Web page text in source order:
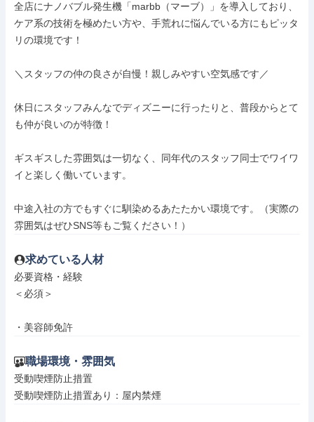
全店にナノバブル発生機「marbb（マーブ）」を導入しており、
ケア系の技術を極めたい方や、手荒れに悩んでいる方にもピッタ
リの環境です！
＼スタッフの仲の良さが自慢！親しみやすい空気感です／
休日にスタッフみんなでディズニーに行ったりと、普段からとて
も仲が良いのが特徴！
ギスギスした雰囲気は一切なく、同年代のスタッフ同士でワイワ
イと楽しく働いています。
中途入社の方でもすぐに馴染めるあたたかい環境です。（実際の
雰囲気はぜひSNS等もご覧ください！）
求めている人材
必要資格・経験
＜必須＞
・美容師免許
職場環境・雰囲気
受動喫煙防止措置
受動喫煙防止措置あり：屋内禁煙